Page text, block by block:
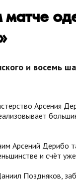
матче
и восемь
Арсения
Арсений Дерибо
и счёт
Поздняков,